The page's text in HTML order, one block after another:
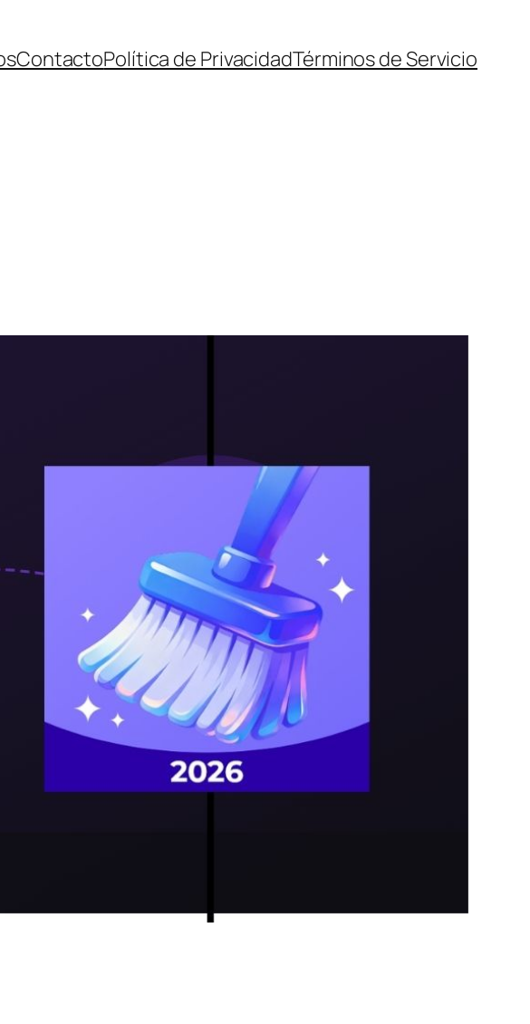
ContactoPolítica de PrivacidadTérminos de Servicio